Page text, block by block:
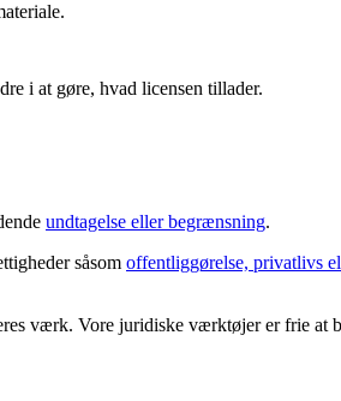
i at gøre, hvad licensen tillader.
undtagelse eller begrænsning.
såsom offentliggørelse, privatlivs
værk. Vore juridiske værktøjer er frie at